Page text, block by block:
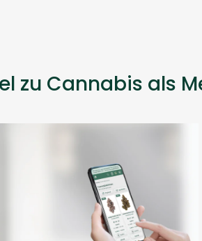
zu Cannabis als